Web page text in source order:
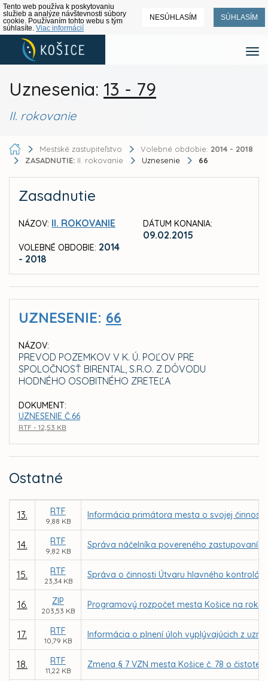
Tento web používa k poskytovaniu
služieb a analýze návštevnosti súbory
cookie. Používaním tohto webu s tým
súhlasíte. Viac informácií
NESÚHLASÍM SÚHLASÍM
Uznesenia: 13 - 79
II. rokovanie
Mestské zastupiteľstvo Volebné obdobie: 2014 - 2018
ZASADNUTIE: II. rokovanie Uznesenie 66
Zasadnutie
NÁZOV: II. ROKOVANIE
VOLEBNÉ OBDOBIE: 2014
- 2018
DÁTUM KONANIA:
09.02.2015
UZNESENIE: 66
NÁZOV:
PREVOD POZEMKOV V K. Ú. POĽOV PRE
SPOLOČNOSŤ BIRENTAL, S.R.O. Z DÔVODU
HODNÉHO OSOBITNÉHO ZRETEĽA
DOKUMENT:
UZNESENIE Č.66
RTF - 12,53 KB
Ostatné
13. RTF
9,88 KB
Informácia primátora mesta o svojej
14. RTF
9,82 KB
Správa náčelníka povereného zastupovaním
15. RTF
23,34 KB
Správa o činnosti Útvaru hlavného
16. ZIP
203,53 KB
Programový rozpočet mesta Košice na roky
17. RTF
10,79 KB
Informácia o plnení úloh vyplývajúcich z
18. RTF
11,22 KB
Zmena § 7 VZN mesta Košice č. 78 o